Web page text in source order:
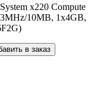
x220 Compute
10MB, 1x4GB,